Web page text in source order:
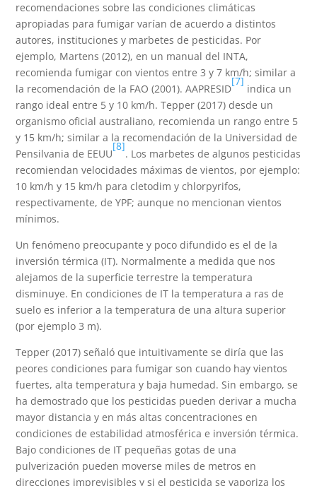
recomendaciones sobre las condiciones climáticas
apropiadas para fumigar varían de acuerdo a distintos
autores, instituciones y marbetes de pesticidas. Por
ejemplo, Martens (2012), en un manual del INTA,
recomienda fumigar con vientos entre 3 y 7 km/h; similar a
la recomendación de la FAO (2001). AAPRESID
[7]
indica un
rango ideal entre 5 y 10 km/h. Tepper (2017) desde un
organismo oficial australiano, recomienda un rango entre 5
y 15 km/h; similar a la recomendación de la Universidad de
Pensilvania de EEUU
[8]
. Los marbetes de algunos pesticidas
recomiendan velocidades máximas de vientos, por ejemplo:
10 km/h y 15 km/h para cletodim y chlorpyrifos,
respectivamente, de YPF; aunque no mencionan vientos
mínimos.
Un fenómeno preocupante y poco difundido es el de la
inversión térmica (IT). Normalmente a medida que nos
alejamos de la superficie terrestre la temperatura
disminuye. En condiciones de IT la temperatura a ras de
suelo es inferior a la temperatura de una altura superior
(por ejemplo 3 m).
Tepper (2017) señaló que intuitivamente se diría que las
peores condiciones para fumigar son cuando hay vientos
fuertes, alta temperatura y baja humedad. Sin embargo, se
ha demostrado que los pesticidas pueden derivar a mucha
mayor distancia y en más altas concentraciones en
condiciones de estabilidad atmosférica e inversión térmica.
Bajo condiciones de IT pequeñas gotas de una
pulverización pueden moverse miles de metros en
direcciones imprevisibles y si el pesticida se vaporiza los